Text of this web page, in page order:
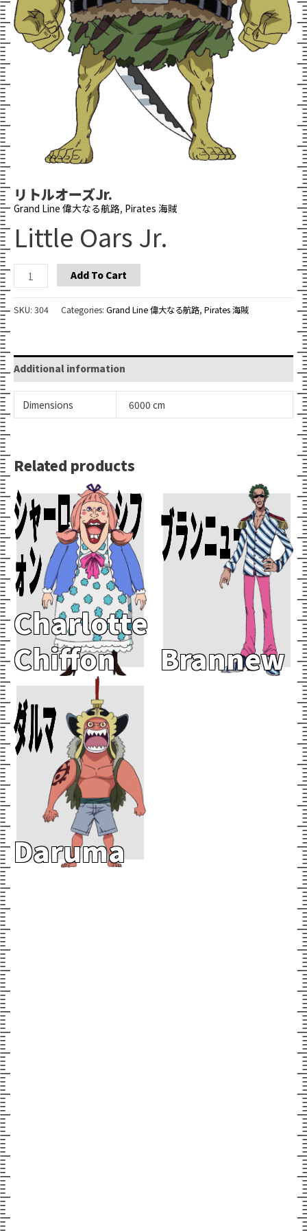
リトルオーズJr.
Grand Line 偉大なる航路, Pirates 海賊
Little Oars Jr.
Little
Oars
Jr.
Add To Cart
SKU: 304 Categories: Grand Line 偉大なる航路, Pirates 海賊
Additional information
Dimensions 6000 cm
Related products
シャーロット・シフ
ォン
Charlotte
Chiffon
Add To Cart ブランニュー
Brannew
Add To Cart
ダルマ
Daruma
Add To Cart